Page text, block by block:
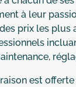
à leur
prix les
est offerte